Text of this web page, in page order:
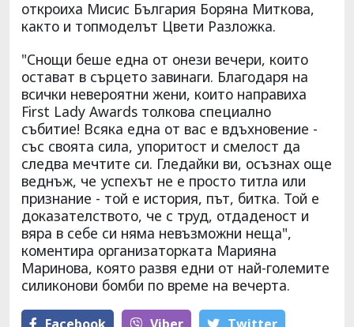
откроиха Мисис България Боряна Миткова,
както и топмоделът Цвети Разложка.
"Снощи беше една от онези вечери, които
остават в сърцето завинаги. Благодаря на
всички невероятни жени, които направиха
First Lady Awards толкова специално
събитие! Всяка една от вас е вдъхновение -
със своята сила, упоритост и смелост да
следва мечтите си. Гледайки ви, осъзнах още
веднъж, че успехът не е просто титла или
признание - той е история, път, битка. Той е
доказателството, че с труд, отдаденост и
вяра в себе си няма невъзможни неща",
коментира организаторката Марияна
Маринова, която развя едни от най-големите
силиконови бомби по време на вечерта.